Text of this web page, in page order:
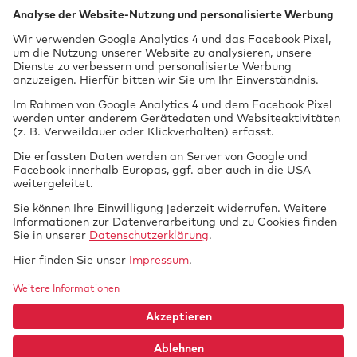
Nichtamtliche Dienstleistungen als Kfz-
Sachverständigenbüro:
Flüssiggasanlagen in Fahrzeugen
(Campinggas)
Prüfung
vor Ort
Öffnungszeiten
08:00- 16:30
Tech­nik braucht
Si­cher­heit.
Datenschutz
Impressum